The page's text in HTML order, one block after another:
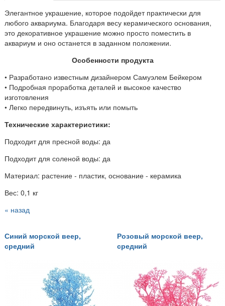
Элегантное украшение, которое подойдет практически для
любого аквариума. Благодаря весу керамического основания,
это декоративное украшение можно просто поместить в
аквариум и оно останется в заданном положении.
Особенности продукта
• Разработано известным дизайнером Самуэлем Бейкером
• Подробная проработка деталей и высокое качество
изготовления
• Легко передвинуть, изъять или помыть
Технические характеристики:
Подходит для пресной воды: да
Подходит для соленой воды: да
Материал: растение - пластик, основание - керамика
Вес: 0,1 кг
« назад
Синий морской веер,
средний
Розовый морской веер,
средний